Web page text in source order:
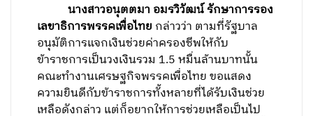
นางสาวอนุตตมา อมรวิวัฒน์ รักษาการรอง
เลขาธิการพรรคเพื่อไทย กล่าวว่า ตามที่รัฐบาล
อนุมัติการแจกเงินช่วยค่าครองชีพให้กับ
ข้าราชการเป็นวงเงินรวม 1.5 หมื่นล้านบาทนั้น
คณะทำงานเศรษฐกิจพรรคเพื่อไทย ขอแสดง
ความยินดีกับข้าราชการทั้งหลายที่ได้รับเงินช่วย
เหลือดังกล่าว แต่ก็อยากให้การช่วยเหลือเป็นไป